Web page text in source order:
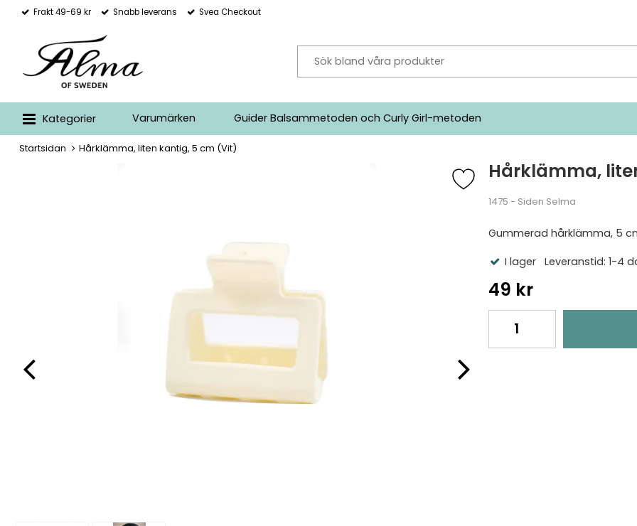
Frakt 49-69 kr Snabb leverans Svea Checkout
Kategorier Varumärken Guider Balsammetoden och Curly Girl-metoden
Startsidan Hårklämma, liten kantig, 5 cm (Vit)
Hårklämma,
1475 - Siden Selma
Gummerad hårklämma, 5
I lager Leveranstid: 1-4
49 kr